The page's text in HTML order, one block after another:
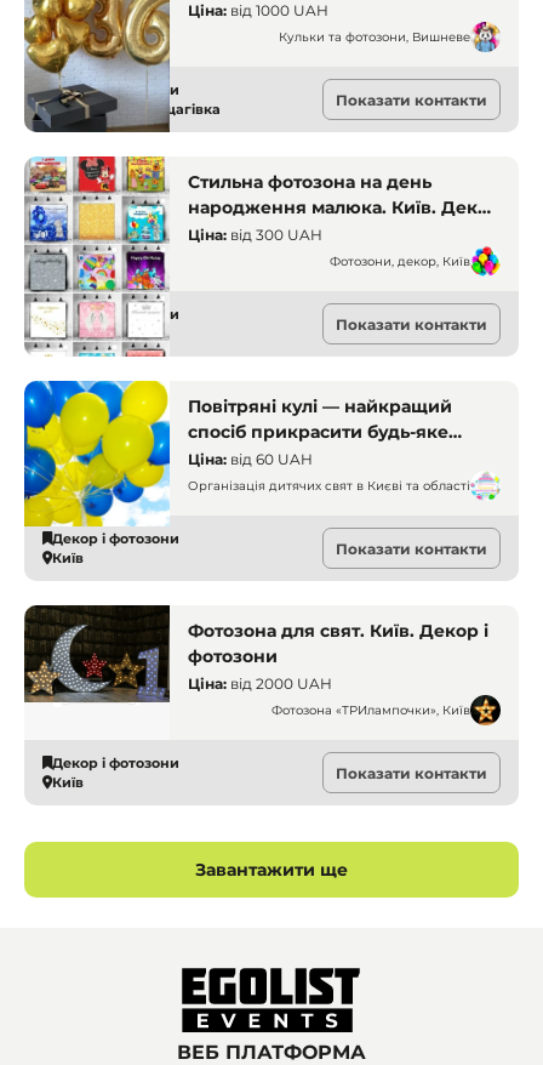
Ціна: від 1000 UAH
Кульки та фотозони, Вишневе
Декор і фотозони
Софіївська Борщагівка
Показати контакти
Стильна фотозона на день
народження малюка. Київ. Декор
і фотозони
Ціна: від 300 UAH
Фотозони, декор, Київ
Декор і фотозони
Київ
Показати контакти
Повітряні кулі — найкращий
спосіб прикрасити будь-яке
свято. Київ. Декор і фотозони
Ціна: від 60 UAH
Організація дитячих свят в Києві та області
Декор і фотозони
Київ
Показати контакти
Фотозона для свят. Київ. Декор і
фотозони
Ціна: від 2000 UAH
Фотозона «ТРИлампочки», Київ
Декор і фотозони
Київ
Показати контакти
Завантажити ще
ВЕБ ПЛАТФОРМА